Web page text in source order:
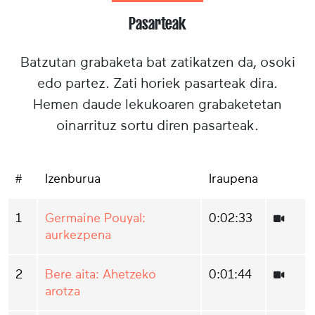
Pasarteak
Batzutan grabaketa bat zatikatzen da, osoki
edo partez. Zati horiek pasarteak dira.
Hemen daude lekukoaren grabaketetan
oinarrituz sortu diren pasarteak.
# Izenburua Iraupena
1
Germaine Pouyal:
aurkezpena
0:02:33
2
Bere aita: Ahetzeko
arotza
0:01:44